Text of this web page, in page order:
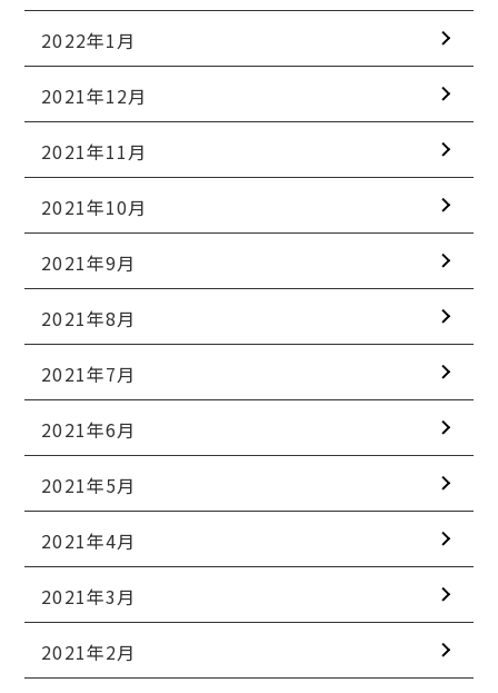
2022年1月
2021年12月
2021年11月
2021年10月
2021年9月
2021年8月
2021年7月
2021年6月
2021年5月
2021年4月
2021年3月
2021年2月